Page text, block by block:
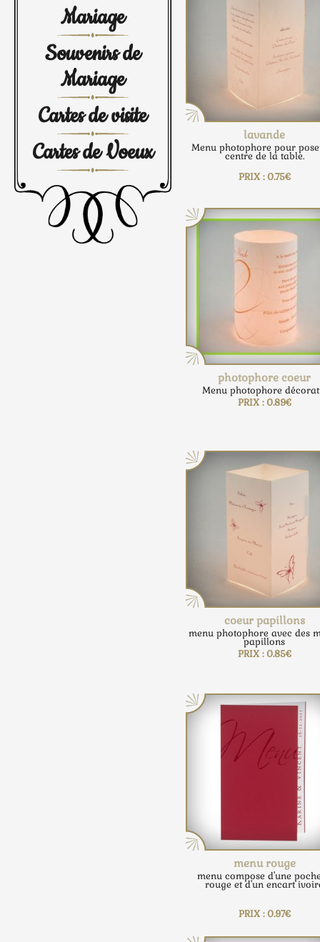
Mariage
Souvenirs de
Mariage
Cartes de visite
Cartes de Voeux
lavande
Menu photophore pour
centre de la table.
PRIX : 0.75€
photophore coeur
Menu photophore
PRIX : 0.89€
coeur papillons
menu photophore avec des
papillons
PRIX : 0.85€
menu rouge
menu compose d'une
rouge et d'un encart
PRIX : 0.97€